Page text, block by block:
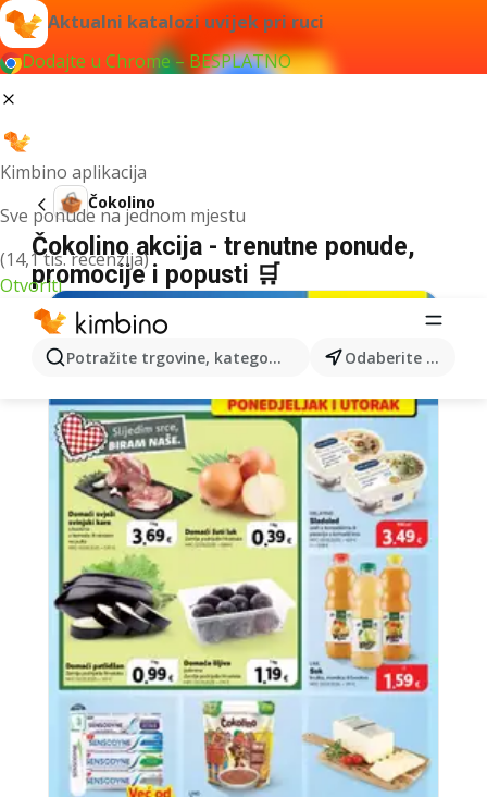
Aktualni katalozi uvijek pri ruci
Dodajte u Chrome – BESPLATNO
Kimbino aplikacija
Sve ponude na jednom mjestu
(14,1 tis. recenzija)
Otvoriti
Potražite trgovine, kategorije, proizvode... Odaberite grad
Čokolino
Čokolino akcija - trenutne ponude,
promocije i popusti 🛒